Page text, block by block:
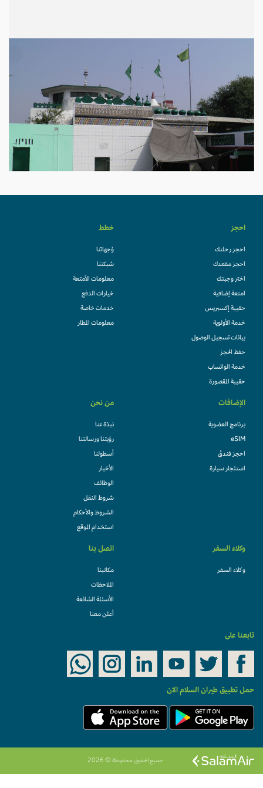
احجز
احجز رحلتك
احجز مقعدك
اختر وجبتك
امتعة إضافية
حقيبة إكسبريس
خدمة الأولوية
بيانات تسجيل الوصول
حفظ الحجز
خدمة الواتساب
حقيبة المقصورة
خطط
وُجهاتنا
شبكتنا
معلومات الأمتعة
خيارات الدفع
خدمات خاصة
معلومات المطار
الإضافات
برنامج العضوية
eSIM
احجز فندقً
استئجار سيارة
من نحن
نبذة عنا
رؤيتنا ورسالتنا
أسطولنا
الأخبار
الوظائف
شروط النقل
الشروط والأحكام
استخدام الموقع
وكلاء السفر
وكلاء السفر
اتصل بنا
مكاتبنا
الملاحظات
الأسئلة الشائعة
أعلن معنا
تابعنا على
حمل تطبيق طيران السلام الان
جميع الحقوق محفوظة © 2026